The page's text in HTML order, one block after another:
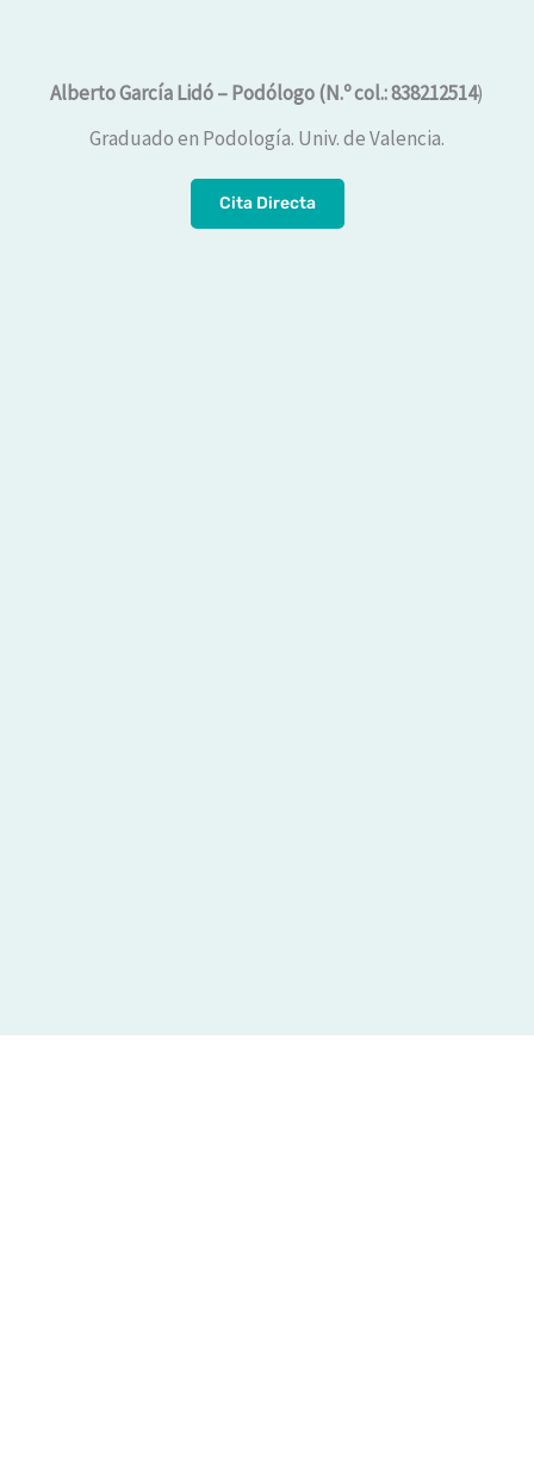
Alberto García Lidó – Podólogo (N.º col.: 838212514)
Graduado en Podología. Univ. de Valencia.
Cita Directa